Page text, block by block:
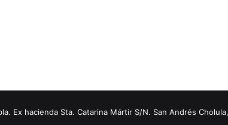
Ex hacienda Sta. Catarina Mártir S/N. San Andrés